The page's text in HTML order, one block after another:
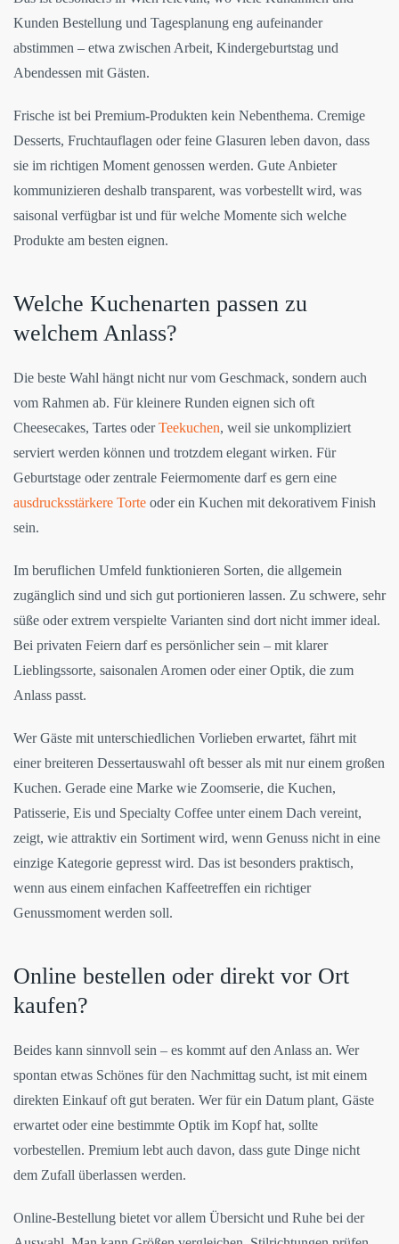
Kunden Bestellung und Tagesplanung eng aufeinander
abstimmen – etwa zwischen Arbeit, Kindergeburtstag und
Abendessen mit Gästen.
Frische ist bei Premium-Produkten kein Nebenthema. Cremige
Desserts, Fruchtauflagen oder feine Glasuren leben davon, dass
sie im richtigen Moment genossen werden. Gute Anbieter
kommunizieren deshalb transparent, was vorbestellt wird, was
saisonal verfügbar ist und für welche Momente sich welche
Produkte am besten eignen.
Welche Kuchenarten passen zu
welchem Anlass?
Die beste Wahl hängt nicht nur vom Geschmack, sondern auch
vom Rahmen ab. Für kleinere Runden eignen sich oft
Cheesecakes, Tartes oderTeekuchen, weil sie unkompliziert
serviert werden können und trotzdem elegant wirken. Für
Geburtstage oder zentrale Feiermomente darf es gern eine
ausdrucksstärkere Torte oder ein Kuchen mit dekorativem Finish
sein.
Im beruflichen Umfeld funktionieren Sorten, die allgemein
zugänglich sind und sich gut portionieren lassen. Zu schwere, sehr
süße oder extrem verspielte Varianten sind dort nicht immer ideal.
Bei privaten Feiern darf es persönlicher sein – mit klarer
Lieblingssorte, saisonalen Aromen oder einer Optik, die zum
Anlass passt.
Wer Gäste mit unterschiedlichen Vorlieben erwartet, fährt mit
einer breiteren Dessertauswahl oft besser als mit nur einem großen
Kuchen. Gerade eine Marke wie Zoomserie, die Kuchen,
Patisserie, Eis und Specialty Coffee unter einem Dach vereint,
zeigt, wie attraktiv ein Sortiment wird, wenn Genuss nicht in eine
einzige Kategorie gepresst wird. Das ist besonders praktisch,
wenn aus einem einfachen Kaffeetreffen ein richtiger
Genussmoment werden soll.
Online bestellen oder direkt vor Ort
kaufen?
Beides kann sinnvoll sein – es kommt auf den Anlass an. Wer
spontan etwas Schönes für den Nachmittag sucht, ist mit einem
direkten Einkauf oft gut beraten. Wer für ein Datum plant, Gäste
erwartet oder eine bestimmte Optik im Kopf hat, sollte
vorbestellen. Premium lebt auch davon, dass gute Dinge nicht
dem Zufall überlassen werden.
Online-Bestellung bietet vor allem Übersicht und Ruhe bei der